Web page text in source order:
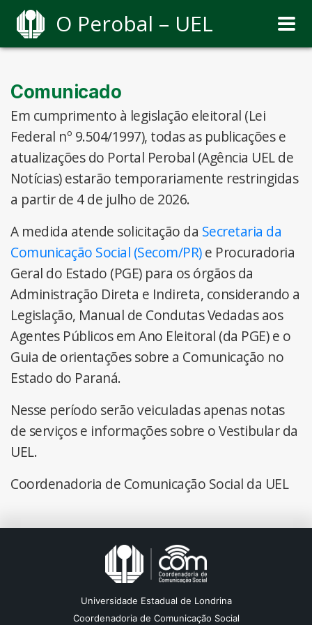
O Perobal – UEL
Comunicado
Em cumprimento à legislação eleitoral (Lei
Federal nº 9.504/1997), todas as publicações e
atualizações do Portal Perobal (Agência UEL de
Notícias) estarão temporariamente restringidas
a partir de 4 de julho de 2026.
A medida atende solicitação da Secretaria da
Comunicação Social (Secom/PR)e Procuradoria
Geral do Estado (PGE) para os órgãos da
Administração Direta e Indireta, considerando a
Legislação, Manual de Condutas Vedadas aos
Agentes Públicos em Ano Eleitoral (da PGE) e o
Guia de orientações sobre a Comunicação no
Estado do Paraná.
Nesse período serão veiculadas apenas notas
de serviços e informações sobre o Vestibular da
UEL.
Coordenadoria de Comunicação Social da UEL
Universidade Estadual de Londrina
Coordenadoria de Comunicação Social